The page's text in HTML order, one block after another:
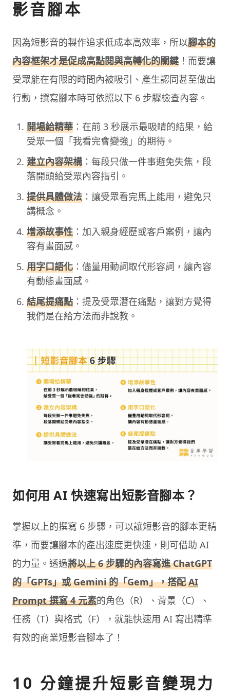
影音腳本
因為短影音的製作追求低成本高效率，所以腳本的
內容框架才是促成高點閱與高轉化的關鍵 ！而要讓
受眾能在有限的時間內被吸引、產生認同甚至做出
行動，撰寫腳本時可依照以下 6 步驟檢查內容。
開場給精華 ：在前 3 秒展示最吸睛的結果，給
受眾一個「我看完會變強」的期待。
建立內容架構：每段只做一件事避免失焦，段
落開頭給受眾內容指引。
提供具體做法 ：讓受眾看完馬上能用，避免只
講概念。
增添故事性 ：加入親身經歷或客戶案例，讓內
容有畫面感。
用字口語化 ：儘量用動詞取代形容詞，讓內容
有動態畫面感。
結尾提痛點 ：提及受眾潛在痛點，讓對方覺得
我們是在給方法而非說教。
如何用 AI 快速寫出短影音腳本？
掌握以上的撰寫 6 步驟，可以讓短影音的腳本更精
準，而要讓腳本的產出速度更快速，則可借助 AI
的力量。透過將以上 6 步驟的內容寫進 ChatGPT
的「GPTs」或 Gemini 的「Gem」，搭配AI
Prompt 撰寫 4 元素的角色（R）、背景（C）、
任務（T）與格式（F），就能快速用 AI 寫出精準
有效的商業短影音腳本了！
10 分鐘提升短影音變現力